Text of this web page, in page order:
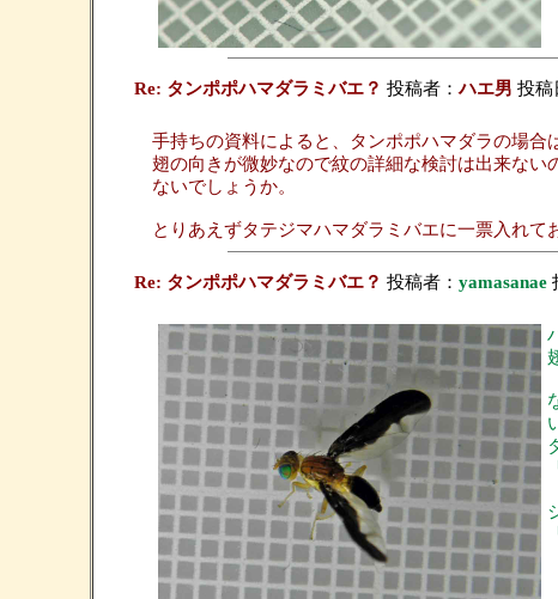
Re: タンポポハマダラミバエ？ 投稿者：ハエ男 投稿
手持ちの資料によると、タンポポハマダラの場合
翅の向きが微妙なので紋の詳細な検討は出来な
ないでしょうか。
とりあえずタテジマハマダラミバエに一票入れて
Re: タンポポハマダラミバエ？ 投稿者： yamasanae